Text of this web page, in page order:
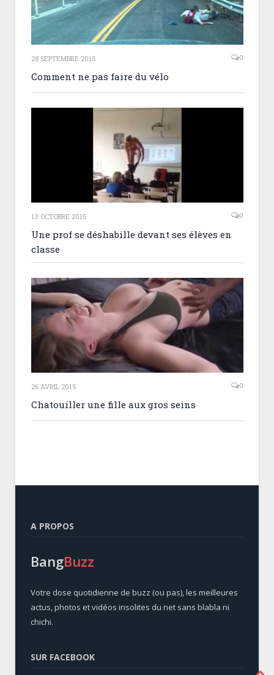
28 SEPTEMBRE 2015 0
Comment ne pas faire du vélo
13 OCTOBRE 2015 0
Une prof se déshabille devant ses élèves en
classe
26 AVRIL 2015 0
Chatouiller une fille aux gros seins
A PROPOS
BangBuzz
Votre dose quotidienne de buzz (ou pas), les meilleures
actus, photos et vidéos insolites du net sans blabla ni
chichi.
SUR FACEBOOK